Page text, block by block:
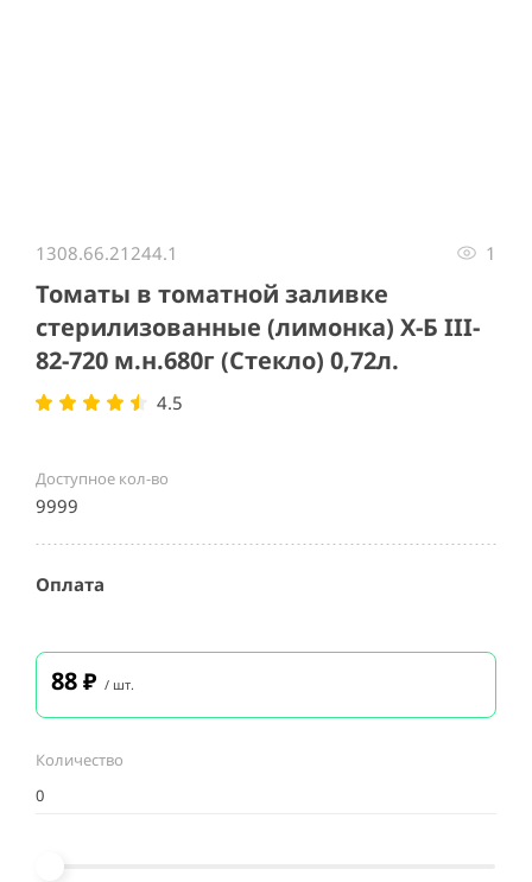
1308.66.21244.1 1
Томаты в томатной заливке
стерилизованные (лимонка) Х-Б III-
82-720 м.н.680г (Стекло) 0,72л.
4.5
Доступное кол-во
9999
Оплата
88₽ / шт.
Количество